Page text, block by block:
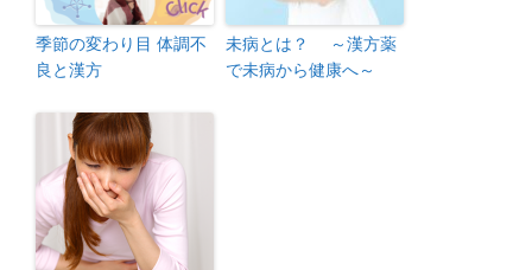
季節の変わり目 体調不
良と漢方
未病とは？ ～漢方薬
で未病から健康へ～